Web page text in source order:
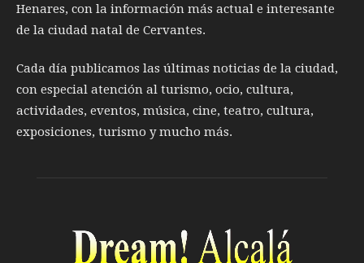
Henares, con la información más actual e interesante
de la ciudad natal de Cervantes.
Cada día publicamos las últimas noticias de la ciudad,
con especial atención al turismo, ocio, cultura,
actividades, eventos, música, cine, teatro, cultura,
exposiciones, turismo y mucho más.